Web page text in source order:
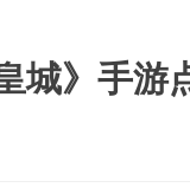
城》手游